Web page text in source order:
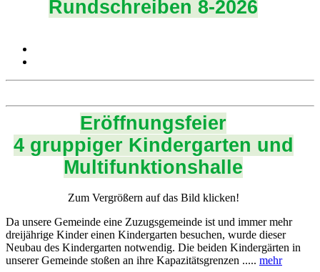
Rundschreiben 8-2026
Eröffnungsfeier
4 gruppiger Kindergarten und
Multifunktionshalle
Zum Vergrößern auf das Bild klicken!
Da unsere Gemeinde eine Zuzugsgemeinde ist und immer mehr
dreijährige Kinder einen Kindergarten besuchen, wurde dieser
Neubau des Kindergarten notwendig. Die beiden Kindergärten in
unserer Gemeinde stoßen an ihre Kapazitätsgrenzen ..... mehr